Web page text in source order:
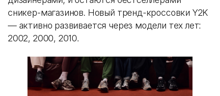
сникер-магазинов. Новый тренд-кроссовки Y2K
— активно развивается через модели тех лет:
2002, 2000, 2010.